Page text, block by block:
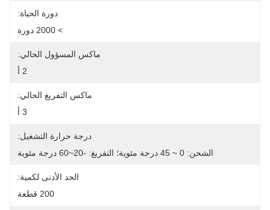
دورة الحياة:
> 2000 دورة
ماكس المسؤول الحالي:
2 أ
ماكس التفريغ الحالي:
3 أ
درجة حرارة التشغيل:
الشحن: 0 ~ 45 درجة مئوية؛ التفريغ: -20~60 درجة مئوية
الحد الأدنى لكمية:
200 قطعة